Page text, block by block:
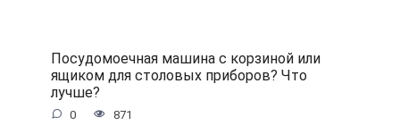
Посудомоечная машина с корзиной или
ящиком для столовых приборов? Что
лучше?
0 871